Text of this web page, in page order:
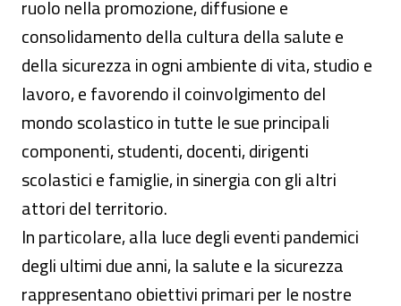
ruolo nella promozione, diffusione e
consolidamento della cultura della salute e
della sicurezza in ogni ambiente di vita, studio e
lavoro, e favorendo il coinvolgimento del
mondo scolastico in tutte le sue principali
componenti, studenti, docenti, dirigenti
scolastici e famiglie, in sinergia con gli altri
attori del territorio.
In particolare, alla luce degli eventi pandemici
degli ultimi due anni, la salute e la sicurezza
rappresentano obiettivi primari per le nostre